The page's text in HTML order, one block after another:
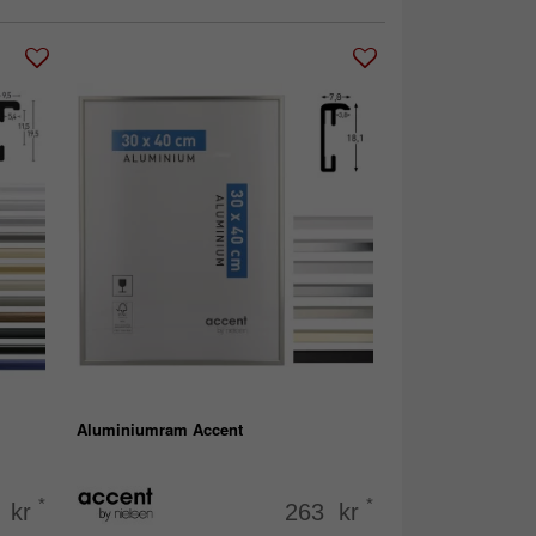
kr *
Aluminiumram Accent
263 kr *